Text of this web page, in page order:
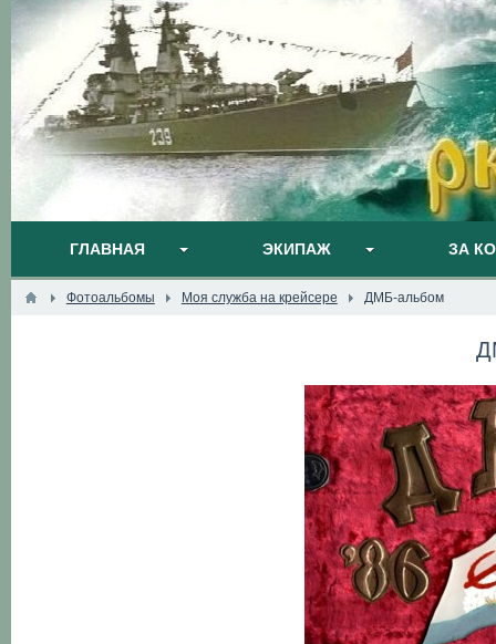
ГЛАВНАЯ ЭКИПАЖ ЗА
Фотоальбомы Моя служба на крейсере ДМБ-альбом